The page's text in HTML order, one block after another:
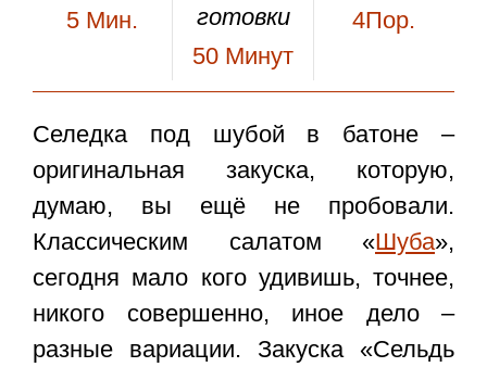
5 Мин.
готовки
50 Минут
4Пор.
Селедка под шубой в батоне –
оригинальная закуска, которую,
думаю, вы ещё не пробовали.
Классическим салатом «Шуба»,
сегодня мало кого удивишь, точнее,
никого совершенно, иное дело –
разные вариации. Закуска «Сельдь